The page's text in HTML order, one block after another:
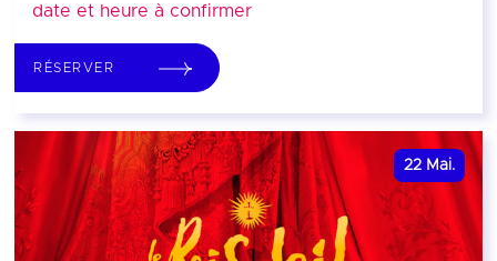
date et heure à confirmer
RÉSERVER
22 Mai.